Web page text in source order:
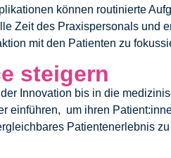
können routinierte
Zeit des Praxispersonals und
mit den Patienten zu
steigern
Innovation bis in die
einführen, um ihren
Patientenerlebnis